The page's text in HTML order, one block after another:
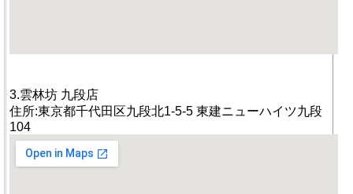
3.雲林坊 九段店
住所:東京都千代田区九段北1-5-5 東建ニューハイツ九段
104